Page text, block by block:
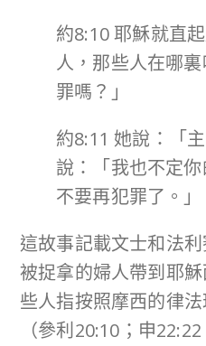
約8:10 耶穌就直
人，那些人在哪
罪嗎？」
約8:11 她說：「
說：「我也不定
不要再犯罪了。」
這故事記載文士和法
被捉拿的婦人帶到耶
些人指按照摩西的律
（參利20:10；申